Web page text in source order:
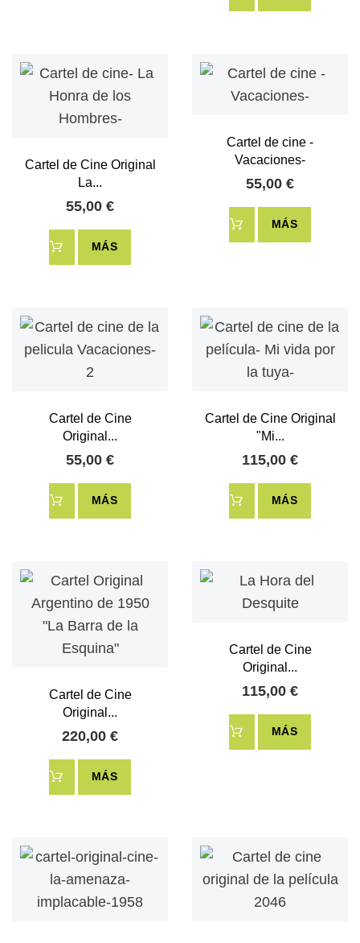
Cartel de Cine Original
La...
55,00 €
MÁS
Cartel de cine -
Vacaciones-
55,00 €
MÁS
Cartel de Cine
Original...
55,00 €
MÁS
Cartel de Cine Original
"Mi...
115,00 €
MÁS
Cartel de Cine
Original...
220,00 €
MÁS
Cartel de Cine
Original...
115,00 €
MÁS